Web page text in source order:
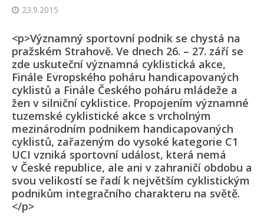
23.9.2015
<p>Významný sportovní podnik se chystá na
pražském Strahově. Ve dnech 26. – 27. září se
zde uskuteční významná cyklistická akce,
Finále Evropského poháru handicapovaných
cyklistů a Finále Českého poháru mládeže a
žen v silniční cyklistice. Propojením významné
tuzemské cyklistické akce s vrcholným
mezinárodním podnikem handicapovaných
cyklistů, zařazeným do vysoké kategorie C1
UCI vzniká sportovní událost, která nemá
v České republice, ale ani v zahraničí obdobu a
svou velikostí se řadí k největším cyklistickým
podnikům integračního charakteru na světě.
</p>